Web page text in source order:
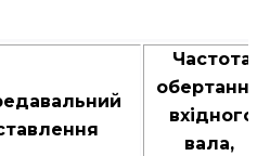
Частота
обертання
вхідного
вала,